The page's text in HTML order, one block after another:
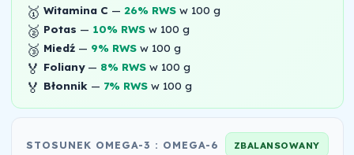
🥇 Witamina C — 26% RWSw 100 g
🥈 Potas — 10% RWSw 100 g
🥉 Miedź— 9% RWSw 100 g
🏅 Foliany— 8% RWSw 100 g
🏅 Błonnik— 7% RWSw 100 g
STOSUNEK OMEGA-3 : OMEGA-6 ZBALANSOWANY